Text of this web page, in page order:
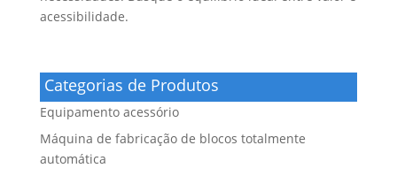
acessibilidade.
Categorias de Produtos
Equipamento acessório
Máquina de fabricação de blocos totalmente
automática